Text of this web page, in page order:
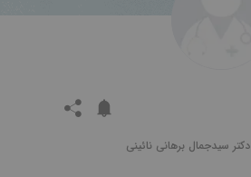
دکتر سیدجمال برهانی نائینی